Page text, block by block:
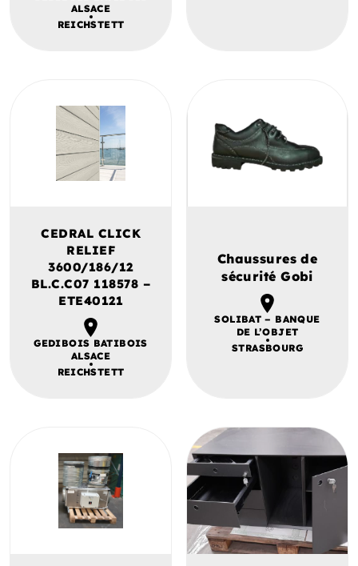
ALSACE
REICHSTETT
CEDRAL CLICK
RELIEF
3600/186/12
BL.C.C07 118578 –
ETE40121
GEDIBOIS BATIBOIS
ALSACE
REICHSTETT
Chaussures de
sécurité Gobi
SOLIBAT – BANQUE
DE L’OBJET
STRASBOURG